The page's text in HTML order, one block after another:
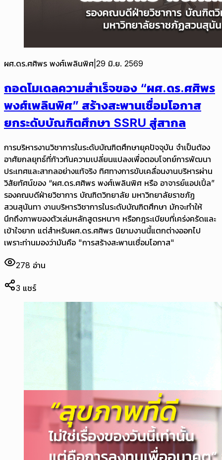
ผศ.ดร.ศศิพร พงศ์เพลินพิศ 29 มิ.ย. 2569
ถอดโมเดลความสำเร็จของ “ผศ.ดร.ศศิพร
พงศ์เพลินพิศ” สร้างสะพานเชื่อมโอกาส
ยกระดับบัณฑิตศึกษา SSRU สู่สากล
การบริหารงานวิชาการในระดับบัณฑิตศึกษายุคปัจจุบัน จำเป็นต้อง
อาศัยกลยุทธ์ที่ก้าวทันความเปลี่ยนแปลงเพื่อตอบโจทย์การพัฒนา
ประเทศและสากลอย่างแท้จริง ทิศทางการขับเคลื่อนงานบริหารผ่าน
วิสัยทัศน์ของ “ผศ.ดร.ศศิพร พงศ์เพลินพิศ หรือ อาจารย์แอปเปิ้ล”
รองคณบดีฝ่ายวิชาการ บัณฑิตวิทยาลัย มหาวิทยาลัยราชภัฏ
สวนสุนันทา งานบริหารวิชาการในระดับบัณฑิตศึกษา มักจะทำให้
นึกถึงภาพของตัวเล่มหลักสูตรหนาๆ หรือกฎระเบียบที่เคร่งครัดและ
เข้าใจยาก แต่สำหรับผศ.ดร.ศศิพร นิยามงานนี้แตกต่างออกไป
เพราะท่านมองว่ามันคือ "การสร้างสะพานเชื่อมโอกาส"
278 อ่าน
3 แชร์